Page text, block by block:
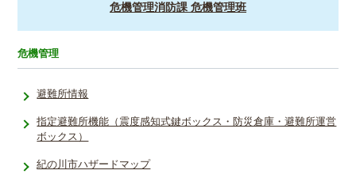
危機管理消防課 危機管理班
危機管理
避難所情報
指定避難所­機能（震度­感知式鍵ボ­ックス・防­災倉庫・避­難所運営
ボ­ックス）
紀の川市ハザードマップ